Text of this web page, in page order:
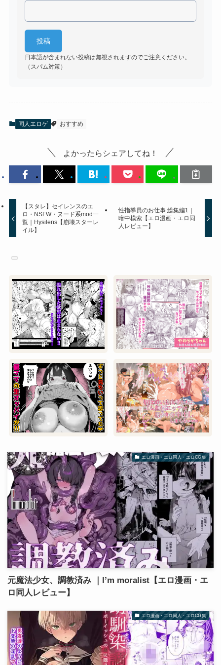
日本語が含まれない投稿は無視されますのでご注意ください。
（スパム対策）
同人エロゲ おすすめ
よかったらシェアしてね！
【スタレ】セイレンスのエ
ロ・NSFW・ヌード系mod一
覧｜Hysilens【崩壊スターレ
イル】
性指導員のお仕事 総集編1｜
暗中模索【エロ漫画・エロ同
人レビュー】
エロ漫画・エロ同人・エロCG集
元魔法少女、調教済み ｜I’m moralist【エロ漫画・エ
ロ同人レビュー】
エロ漫画・エロ同人・エロCG集